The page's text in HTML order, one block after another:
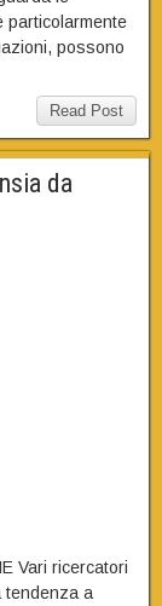
particolarmente
possono
Read Post
da
Vari ricercatori
tendenza a